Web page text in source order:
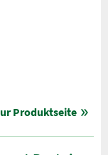
Produktseite